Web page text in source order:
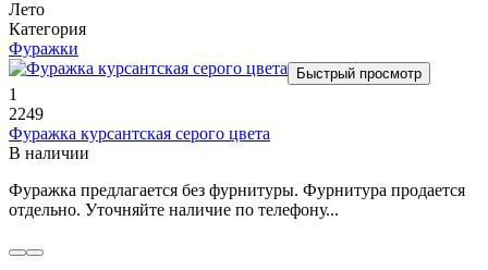
Лето
Категория
Фуражки
Быстрый просмотр
1
2249
Фуражка курсантская серого цвета
В наличии
Фуражка предлагается без фурнитуры. Фурнитура продается
отдельно. Уточняйте наличие по телефону...